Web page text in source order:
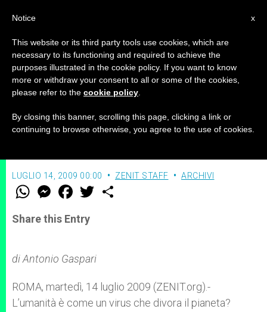
Che testi usano i tuoi figli?
Andrea Bartelloni analizza i libri di testo
LUGLIO 14, 2009 00:00 ZENIT STAFF ARCHIVI
W
t
s
p
M
e
s
e
r
F
a
e
b
w
Share this Entry
di Antonio Gaspari
ROMA, martedì, 14 luglio 2009 (ZENIT.org).-
L’umanità è come un virus che divora il pianeta?
x
Notice
This website or its third party tools use cookies, which are
necessary to its functioning and required to achieve the
purposes illustrated in the cookie policy. If you want to know
more or withdraw your consent to all or some of the cookies,
please refer to the cookie policy
By closing this banner, scrolling this page, clicking a link or
continuing to browse otherwise, you agree to the use of cookies.